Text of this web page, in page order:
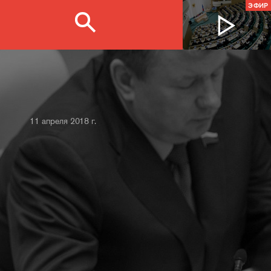
ЭФИР
11 апреля 2018 г.